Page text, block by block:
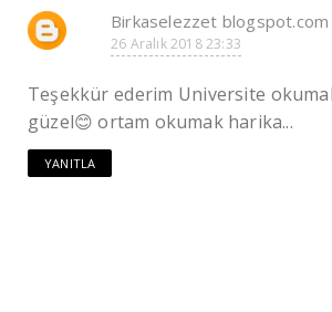
Birkaselezzet blogspot.com
26 Aralık 2018 23:33
Teşekkür ederim Universite
güzel😊 ortam okumak harika...
YANITLA